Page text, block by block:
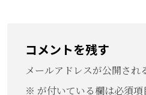
コメントを残す
メールアドレスが公開され
※ が付いている欄は必須項